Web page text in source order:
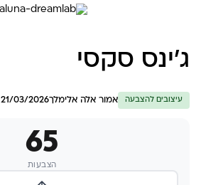
ג׳ינס סקסי
עיצובים להצבעה אמור אלה אלימלך21/03/2026
65
הצבעות